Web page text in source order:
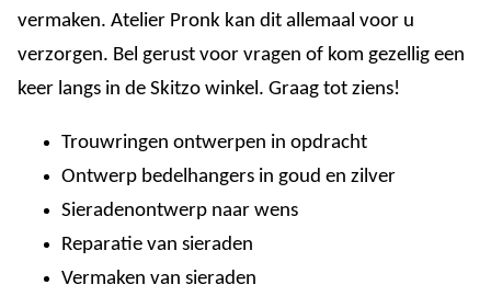
vermaken. Atelier Pronk kan dit allemaal voor u
verzorgen. Bel gerust voor vragen of kom gezellig een
keer langs in de Skitzo winkel. Graag tot ziens!
Trouwringen ontwerpen in opdracht
Ontwerp bedelhangers in goud en zilver
Sieradenontwerp naar wens
Reparatie van sieraden
Vermaken van sieraden